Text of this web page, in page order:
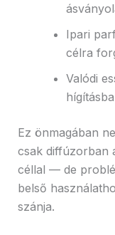
Ipari
célra
Valódi
Ez önmagában
csak diffúzorban
céllal — de
belső
szánja.